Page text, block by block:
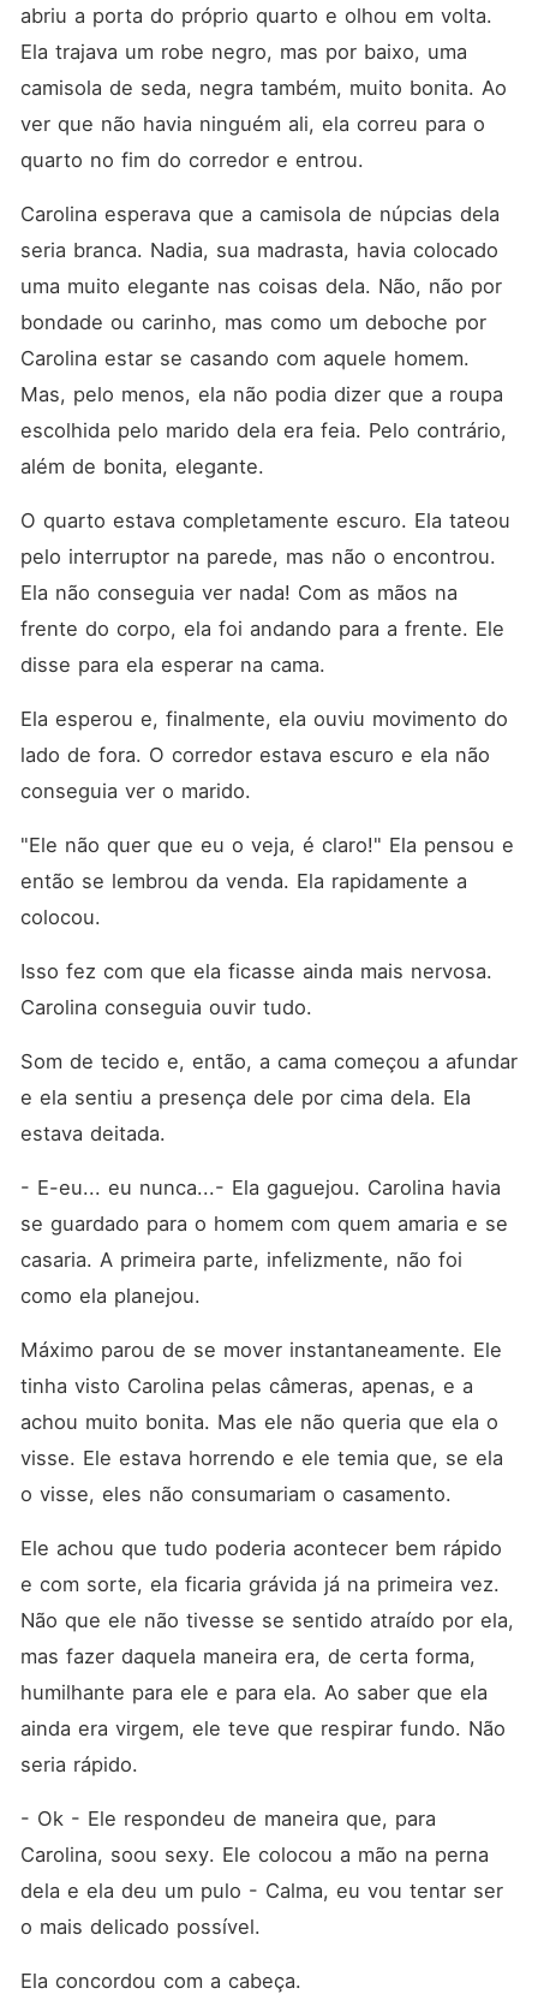
abriu a porta do próprio quarto e olhou em volta.
Ela trajava um robe negro, mas por baixo, uma
camisola de seda, negra também, muito bonita. Ao
ver que não havia ninguém ali, ela correu para o
quarto no fim do corredor e entrou.
Carolina esperava que a camisola de núpcias dela
seria branca. Nadia, sua madrasta, havia colocado
uma muito elegante nas coisas dela. Não, não por
bondade ou carinho, mas como um deboche por
Carolina estar se casando com aquele homem.
Mas, pelo menos, ela não podia dizer que a roupa
escolhida pelo marido dela era feia. Pelo contrário,
além de bonita, elegante.
O quarto estava completamente escuro. Ela tateou
pelo interruptor na parede, mas não o encontrou.
Ela não conseguia ver nada! Com as mãos na
frente do corpo, ela foi andando para a frente. Ele
disse para ela esperar na cama.
Ela esperou e, finalmente, ela ouviu movimento do
lado de fora. O corredor estava escuro e ela não
conseguia ver o marido.
"Ele não quer que eu o veja, é claro!" Ela pensou e
então se lembrou da venda. Ela rapidamente a
colocou.
Isso fez com que ela ficasse ainda mais nervosa.
Carolina conseguia ouvir tudo.
Som de tecido e, então, a cama começou a afundar
e ela sentiu a presença dele por cima dela. Ela
estava deitada.
- E-eu... eu nunca...- Ela gaguejou. Carolina havia
se guardado para o homem com quem amaria e se
casaria. A primeira parte, infelizmente, não foi
como ela planejou.
Máximo parou de se mover instantaneamente. Ele
tinha visto Carolina pelas câmeras, apenas, e a
achou muito bonita. Mas ele não queria que ela o
visse. Ele estava horrendo e ele temia que, se ela
o visse, eles não consumariam o casamento.
Ele achou que tudo poderia acontecer bem rápido
e com sorte, ela ficaria grávida já na primeira vez.
Não que ele não tivesse se sentido atraído por ela,
mas fazer daquela maneira era, de certa forma,
humilhante para ele e para ela. Ao saber que ela
ainda era virgem, ele teve que respirar fundo. Não
seria rápido.
- Ok - Ele respondeu de maneira que, para
Carolina, soou sexy. Ele colocou a mão na perna
dela e ela deu um pulo - Calma, eu vou tentar ser
o mais delicado possível.
Ela concordou com a cabeça.